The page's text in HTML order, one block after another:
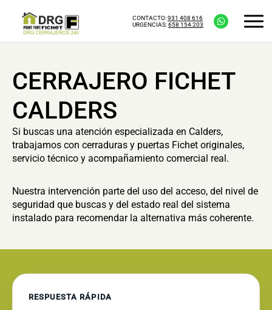
CONTACTO:931 408 616
URGENCIAS:658 154 203
CERRAJERO FICHET
CALDERS
Si buscas una atención especializada en Calders,
trabajamos con cerraduras y puertas Fichet originales,
servicio técnico y acompañamiento comercial real.
Nuestra intervención parte del uso del acceso, del nivel de
seguridad que buscas y del estado real del sistema
instalado para recomendar la alternativa más coherente.
RESPUESTA RÁPIDA